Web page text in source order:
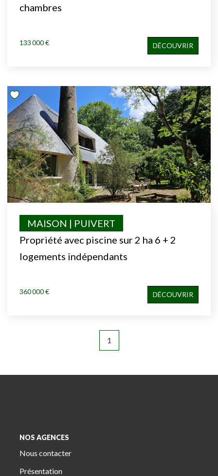
chambres
133 000 € DÉCOUVRIR
Propriété avec piscine sur 2 ha 6 + 2
logements indépendants
MAISON | PUIVERT
360 000 € DÉCOUVRIR
1
NOS AGENCES
Nous contacter
Présentation